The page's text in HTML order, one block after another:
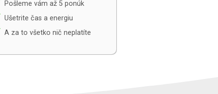
Pošleme vám až 5 ponúk
Ušetrite čas a energiu
A za to všetko nič neplatíte